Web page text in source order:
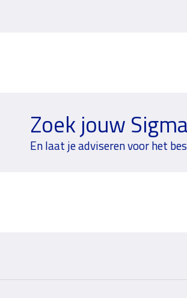
Zoek jouw
En laat je adviseren voor het